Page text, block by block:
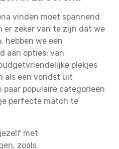
vinden moet spannend
er zeker van te zijn dat we
hebben we een
aan opties: van
plekjes
als een vondst uit
populaire categorieën
perfecte match te
met
zoals